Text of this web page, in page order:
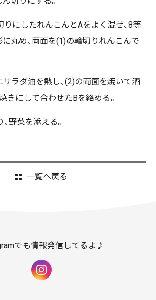
りにしたれんこんとAをよく混ぜ、8等
丸め、両面を(1)の輪切りれんこんで
ラダ油を熱し、(2)の両面を焼いて酒
きにして合わせたBを絡める。
野菜を添える。
一覧へ戻る
でも情報発信してるよ♪